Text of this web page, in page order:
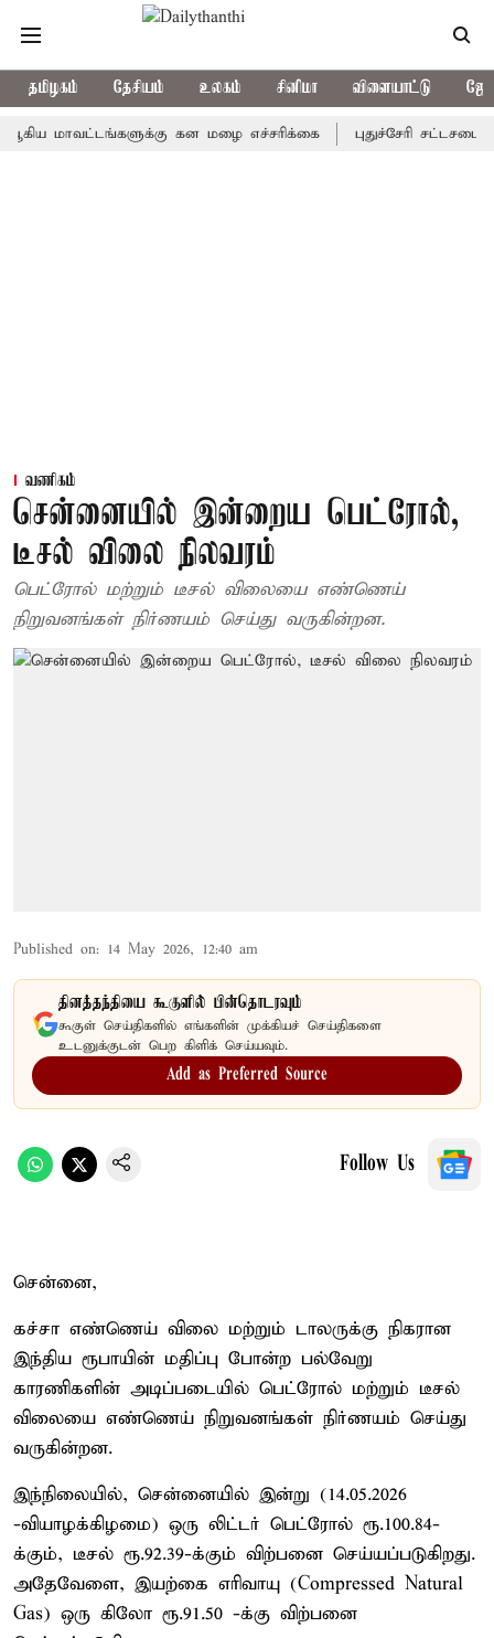
தமிழகம் தேசியம் உலகம் சினிமா விளையாட்டு
கன மழை எச்சரிக்கை புதுச்சேரி சட்டசபையில்
வணிகம்
சென்னையில் இன்றைய பெட்ரோல்,
டீசல் விலை நிலவரம்
பெட்ரோல் மற்றும் டீசல் விலையை எண்ணெய்
நிறுவனங்கள் நிர்ணயம் செய்து வருகின்றன.
Published on: 14 May 2026, 12:40 am
தினத்தந்தியை கூகுளில் பின்தொடரவும்
கூகுள் செய்திகளில் எங்களின் முக்கியச் செய்திகளை
உடனுக்குடன் பெற கிளிக் செய்யவும்.
Add as Preferred Source
Follow Us
சென்னை,
கச்சா எண்ணெய் விலை மற்றும் டாலருக்கு நிகரான
இந்திய ரூபாயின் மதிப்பு போன்ற பல்வேறு
காரணிகளின் அடிப்படையில் பெட்ரோல் மற்றும் டீசல்
விலையை எண்ணெய் நிறுவனங்கள் நிர்ணயம் செய்து
வருகின்றன.
இந்நிலையில், சென்னையில் இன்று (14.05.2026
-வியாழக்கிழமை) ஒரு லிட்டர் பெட்ரோல் ரூ.100.84-
க்கும், டீசல் ரூ.92.39-க்கும் விற்பனை செய்யப்படுகிறது.
அதேவேளை, இயற்கை எரிவாயு (Compressed Natural
Gas) ஒரு கிலோ ரூ.91.50 -க்கு விற்பனை